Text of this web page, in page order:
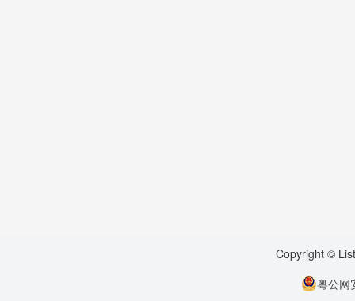
Copyright ©
粤公网